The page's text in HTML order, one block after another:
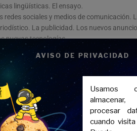
lingüísticas. El ensayo.
sociales y medios de comunicación.
La publicidad. Los nuevos
nuevas tecnologías.
ceder la palabra. Cooperación
entre sus partes, selección y retención de
usos discriminatorios del lenguaje verbal y
textos expositivos y argumentativos
información, textualización y revisión.
AVISO DE PRIVACIDAD
Usamos
procesar
cuando